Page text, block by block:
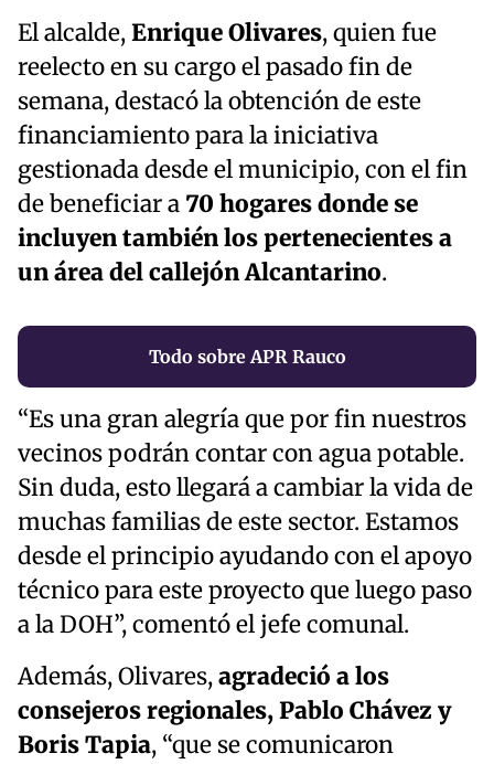
El alcalde,Enrique Olivares, quien fue
reelecto en su cargo el pasado fin de
semana, destacó la obtención de este
financiamiento para la iniciativa
gestionada desde el municipio, con el fin
de beneficiar a 70 hogares donde se
incluyen también los pertenecientes a
un área del callejón Alcantarino.
Todo sobre APR Rauco
“Es una gran alegría que por fin nuestros
vecinos podrán contar con agua potable.
Sin duda, esto llegará a cambiar la vida de
muchas familias de este sector. Estamos
desde el principio ayudando con el apoyo
técnico para este proyecto que luego paso
a la DOH”, comentó el jefe comunal.
Además, Olivares,agradeció a los
consejeros regionales, Pablo Chávez y
Boris Tapia, “que se comunicaron